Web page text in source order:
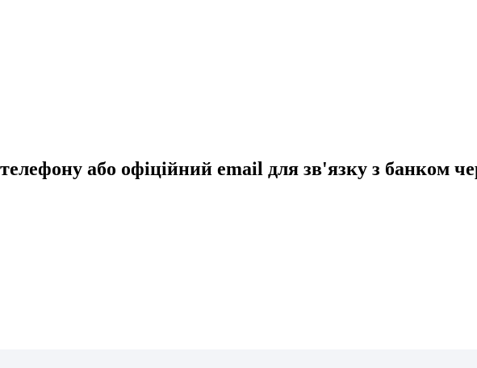
або офіційний email для зв'язку з банком